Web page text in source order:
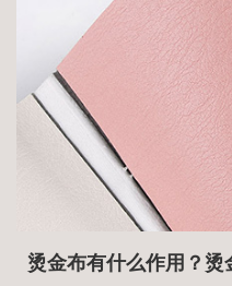
烫金布有什么作用？烫